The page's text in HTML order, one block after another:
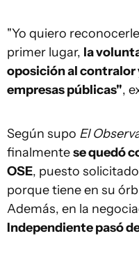
"Yo quiero
primer lugar, la
oposición al contralor
empresas públicas",
Según supo El
finalmentese quedó
OSE, puesto
porque tiene en su
Además, en la
Independiente pasó